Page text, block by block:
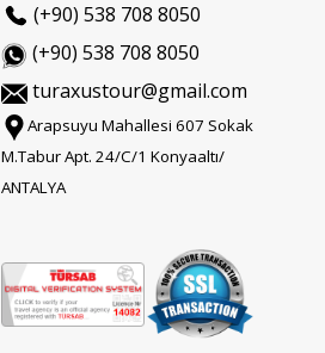
(+90) 538 708 8050
(+90) 538 708 8050
turaxustour@gmail.com
Arapsuyu Mahallesi 607 Sokak
M.Tabur Apt. 24/C/1 Konyaaltı/
ANTALYA